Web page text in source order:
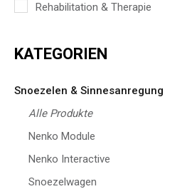
Rehabilitation & Therapie
KATEGORIEN
Snoezelen & Sinnesanregung
Alle Produkte
Nenko Module
Nenko Interactive
Snoezelwagen